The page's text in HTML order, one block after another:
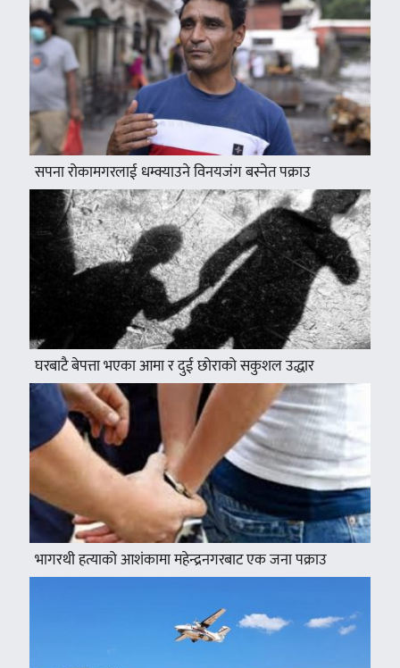
सपना रोकामगरलाई धम्क्याउने विनयजंग बस्नेत पक्राउ
घरबाटै बेपत्ता भएका आमा र दुई छोराको सकुशल उद्धार
भागरथी हत्याको आशंकामा महेन्द्रनगरबाट एक जना पक्राउ